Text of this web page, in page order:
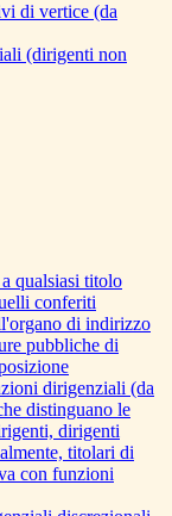
di vertice (da
(dirigenti non
qualsiasi titolo
conferiti
di indirizzo
pubbliche di
dirigenziali (da
distinguano le
dirigenti
titolari di
con funzioni